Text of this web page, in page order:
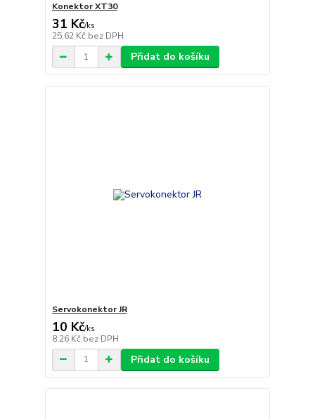
Konektor XT30
31 Kč/ks
25,62 Kč bez DPH
Přidat do košíku
Servokonektor JR
10 Kč/ks
8,26 Kč bez DPH
Přidat do košíku